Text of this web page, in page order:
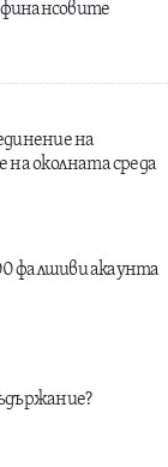
на
на околната среда
фалшиви акаунта